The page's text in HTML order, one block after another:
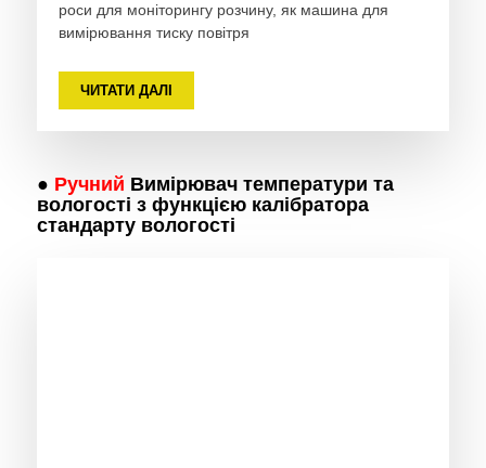
роси для моніторингу розчину, як машина для
вимірювання тиску повітря
ЧИТАТИ ДАЛІ
● Ручний Вимірювач температури та
вологості з функцією калібратора
стандарту вологості